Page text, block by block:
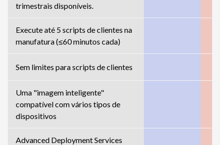
trimestrais disponíveis.
Execute até 5 scripts de clientes na
manufatura (≤60 minutos cada)
Sem limites para scripts de clientes
Uma "imagem inteligente"
compatível com vários tipos de
dispositivos
Advanced Deployment Services